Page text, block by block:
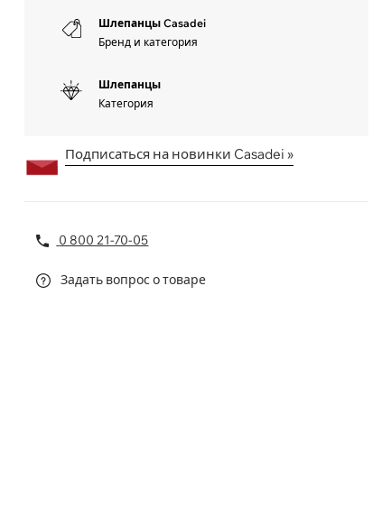
Шлепанцы Casadei
Бренд и категория
Шлепанцы
Категория
Подписаться на новинки Casadei »
0 800 21-70-05
Задать вопрос о товаре